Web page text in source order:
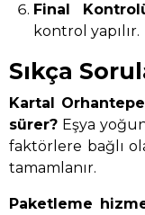
Final
kontrol yapılır.
Sıkça
Kartal
sürer? Eşya
faktörlere bağlı
tamamlanır.
Paketleme